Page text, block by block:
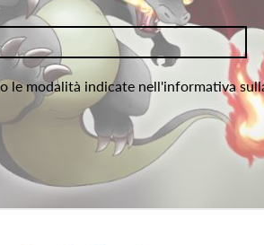
le modalità indicate nell'informativa